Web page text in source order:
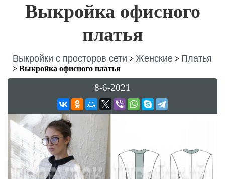
Выкройка офисного
платья
Выкройки с просторов сети > Женские > Платья
> Выкройка офисного платья
8-6-2021